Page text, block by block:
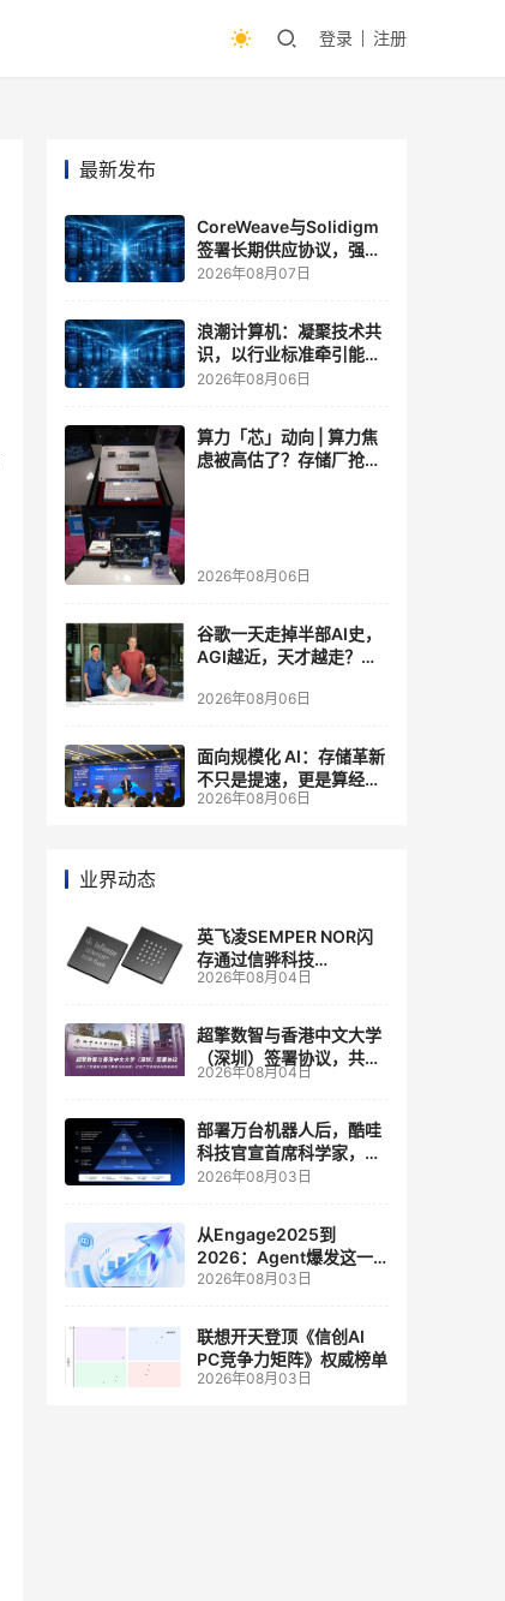
登录 注册
最新发布
CoreWeave与Solidigm
签署长期供应协议，强化
一体化人工智能云平台
2026年08月07日
浪潮计算机：凝聚技术共
识，以行业标准牵引能力
跃升
2026年08月06日
算力「芯」动向 | 算力焦
虑被高估了？存储厂抢了
2026年08月06日
谷歌一天走掉半部AI史，
AGI越近，天才越走？大
自己的研发节奏
2026年08月06日
面向规模化 AI：存储革新
不只是提速，更是算经济
账
2026年08月06日
业界动态
英飞凌SEMPER NOR闪
存通过信骅科技
AST2700 BMC认证，全
管理
2026年08月04日
超擎数智与香港中文大学
（深圳）签署协议，共建
人工智能和边缘计算联合
2026年08月04日
部署万台机器人后，酷哇
科技官宣首席科学家，要
让世界模型交付生产力
2026年08月03日
从Engage2025到
2026：Agent爆发这一
年，AI CRM 走到哪了
2026年08月03日
联想开天登顶《信创AI
PC竞争力矩阵》权威榜单
2026年08月03日